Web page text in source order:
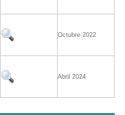
Octubre 2022
Abril 2024